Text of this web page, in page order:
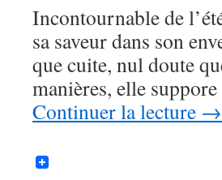
Incontournable de
sa saveur dans son
que cuite, nul doute
manières, elle
Continuer la lecture →